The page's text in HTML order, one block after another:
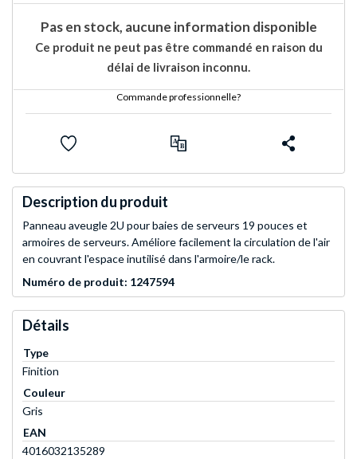
Pas en stock, aucune information disponible
Ce produit ne peut pas être commandé en raison du
délai de livraison inconnu.
Commande professionnelle?
Description du produit
Panneau aveugle 2U pour baies de serveurs 19 pouces et
armoires de serveurs. Améliore facilement la circulation de l'air
en couvrant l'espace inutilisé dans l'armoire/le rack.
Numéro de produit: 1247594
Détails
Type
Finition
Couleur
Gris
EAN
4016032135289